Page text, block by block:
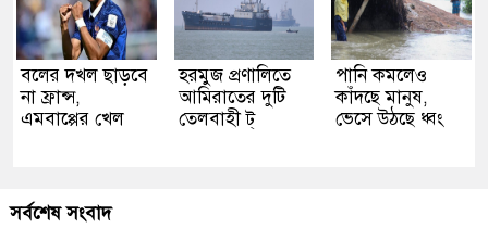
বলের দখল ছাড়বে
না ফ্রান্স,
এমবাপ্পের খেল
হরমুজ প্রণালিতে
আমিরাতের দুটি
তেলবাহী ট্
পানি কমলেও
কাঁদছে মানুষ,
ভেসে উঠছে ধ্বং
সর্বশেষ সংবাদ